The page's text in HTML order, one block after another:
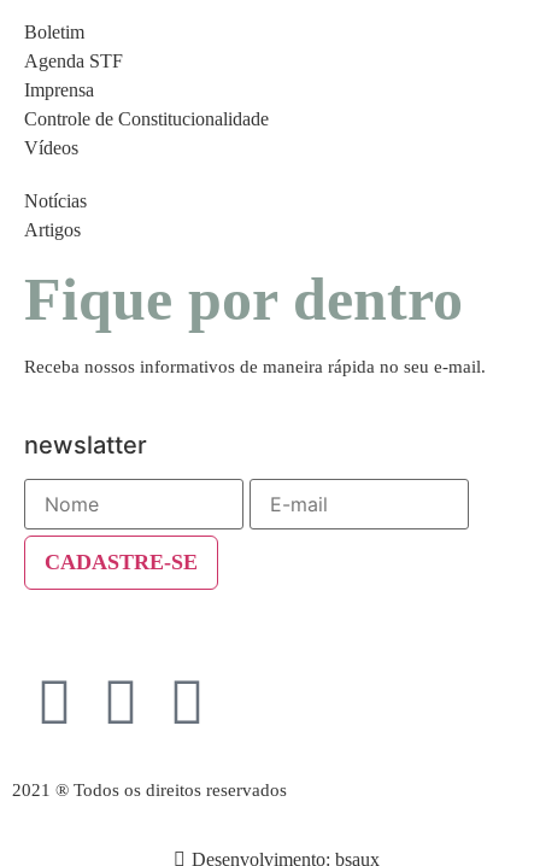
Boletim
Agenda STF
Imprensa
Controle de Constitucionalidade
Vídeos
Notícias
Artigos
Fique por dentro
Receba nossos informativos de maneira rápida no seu e-mail.
newslatter
2021 ® Todos os direitos reservados
Desenvolvimento: bsaux